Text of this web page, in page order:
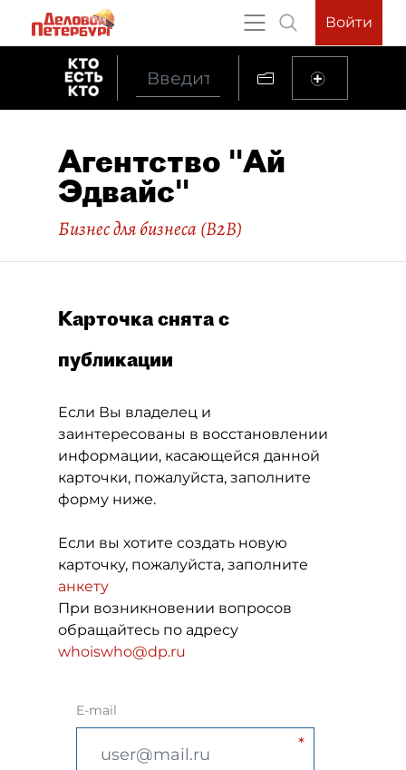
Войти
Агентство "Ай
Эдвайс"
Бизнес для бизнеса (B2B)
Карточка снята с
публикации
Если Вы владелец и
заинтересованы в восстановлении
информации, касающейся данной
карточки, пожалуйста, заполните
форму ниже.
Если вы хотите создать новую
карточку, пожалуйста, заполните
анкету
При возникновении вопросов
обращайтесь по адресу
whoiswho@dp.ru
E-mail